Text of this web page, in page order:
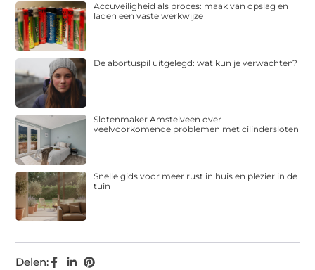
Delen:
Accuveiligheid als proces: maak van opslag en
laden een vaste werkwijze
De abortuspil uitgelegd: wat kun je verwachten?
Slotenmaker Amstelveen over
veelvoorkomende problemen met cilindersloten
Snelle gids voor meer rust in huis en plezier in de
tuin